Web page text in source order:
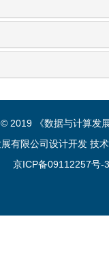
2019 《数据与计算发
有限公司设计开发 技
京ICP备09112257号-